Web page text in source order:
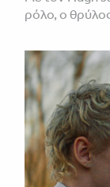
ρόλο, ο